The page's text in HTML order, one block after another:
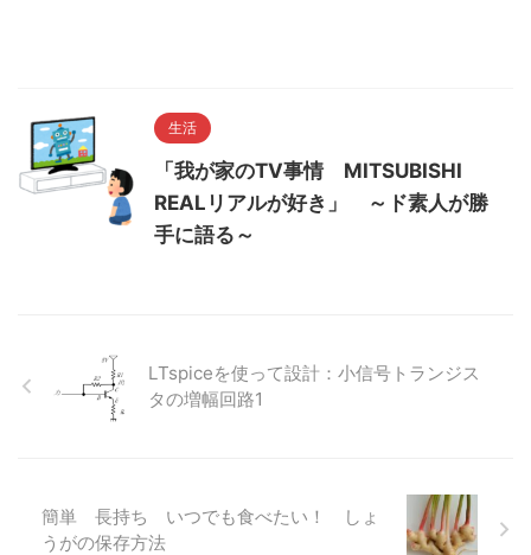
生活
「我が家のTV事情 MITSUBISHI
REALリアルが好き」 ～ド素人が勝
手に語る～
LTspiceを使って設計：小信号トランジス
タの増幅回路1
簡単 長持ち いつでも食べたい！ しょ
うがの保存方法